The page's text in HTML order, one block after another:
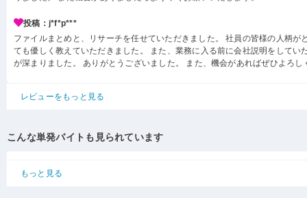
投稿：j*f*p***
ファイルまとめと、リサーチを任せていただきました。 社員の皆様の人柄が
ても優しく教えていただきました。 また、業務に入る前に会社説明をしてい
が深まりました。 ありがとうございました。 また、機会があればぜひよろし
レビューをもっと見る
こんな単発バイトも見られています
もっと見る